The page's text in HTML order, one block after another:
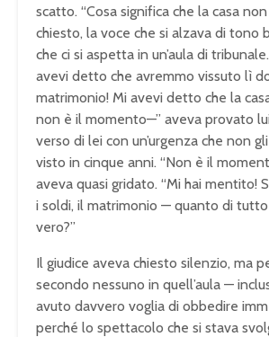
scatto. “Cosa significa che la casa non
chiesto, la voce che si alzava di tono
che ci si aspetta in un’aula di
avevi detto che avremmo vissuto lì
matrimonio! Mi avevi detto che la
non è il momento—” aveva provato
verso di lei con un’urgenza che non
visto in cinque anni. “Non è il
aveva quasi gridato. “Mi hai mentito!
i soldi, il matrimonio — quanto di tutto
vero?”
Il giudice aveva chiesto silenzio, ma
secondo nessuno in quell’aula —
avuto davvero voglia di obbedire
perché lo spettacolo che si stava